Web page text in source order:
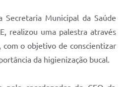
Secretaria Municipal da Saúde
realizou uma palestra através
o objetivo de conscientizar
da higienização bucal.